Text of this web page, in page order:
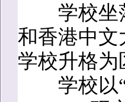
学校坐落
和香港中文
学校升格
学校以“